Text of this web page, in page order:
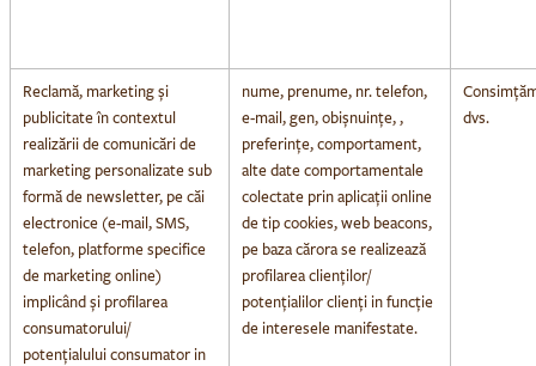
Reclamă, marketing și
publicitate în contextul
realizării de comunicări de
marketing personalizate sub
formă de newsletter, pe căi
electronice (e-mail, SMS,
telefon, platforme specifice
de marketing online)
implicând și profilarea
consumatorului/
potențialului consumator in
nume, prenume, nr. telefon,
e-mail, gen, obișnuințe, ,
preferințe, comportament,
alte date comportamentale
colectate prin aplicații online
de tip cookies, web beacons,
pe baza cărora se realizează
profilarea clienților/
potențialilor clienți in funcție
de interesele manifestate.
dvs.